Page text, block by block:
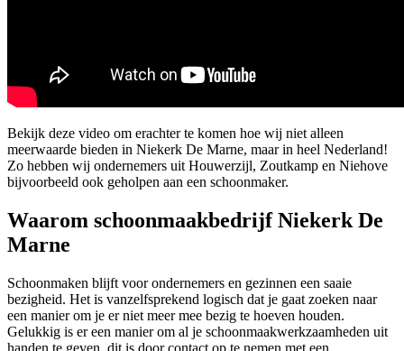
Bekijk deze video om erachter te komen hoe wij niet alleen
meerwaarde bieden in Niekerk De Marne, maar in heel Nederland!
Zo hebben wij ondernemers uit Houwerzijl, Zoutkamp en Niehove
bijvoorbeeld ook geholpen aan een schoonmaker.
Waarom schoonmaakbedrijf Niekerk De
Marne
Schoonmaken blijft voor ondernemers en gezinnen een saaie
bezigheid. Het is vanzelfsprekend logisch dat je gaat zoeken naar
een manier om je er niet meer mee bezig te hoeven houden.
Gelukkig is er een manier om al je schoonmaakwerkzaamheden uit
handen te geven, dit is door contact op te nemen met een